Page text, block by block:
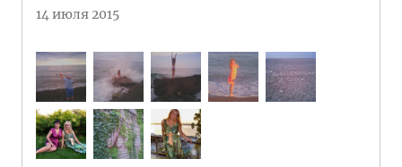
14 июля 2015